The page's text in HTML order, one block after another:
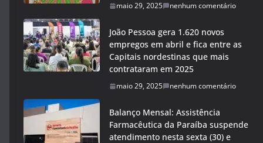
maio 29, 2025 nenhum comentário
João Pessoa gera 1.620 novos
empregos em abril e fica entre as
Capitais nordestinas que mais
contrataram em 2025
maio 29, 2025 nenhum comentário
Balanço Mensal: Assistência
Farmacêutica da Paraíba suspende
atendimento nesta sexta (30) e